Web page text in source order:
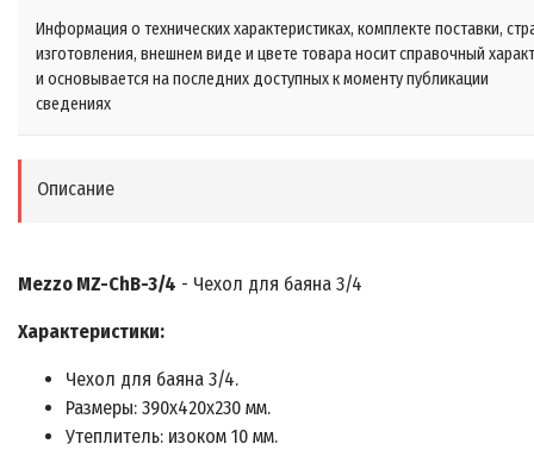
Информация о технических характеристиках, комплекте поставки,
изготовления, внешнем виде и цвете товара носит справочный
и основывается на последних доступных к моменту публикации
сведениях
Описание
Mezzo MZ-ChB-3/4 - Чехол для баяна 3/4
Характеристики:
Чехол для баяна 3/4.
Размеры: 390х420х230 мм.
Утеплитель: изоком 10 мм.